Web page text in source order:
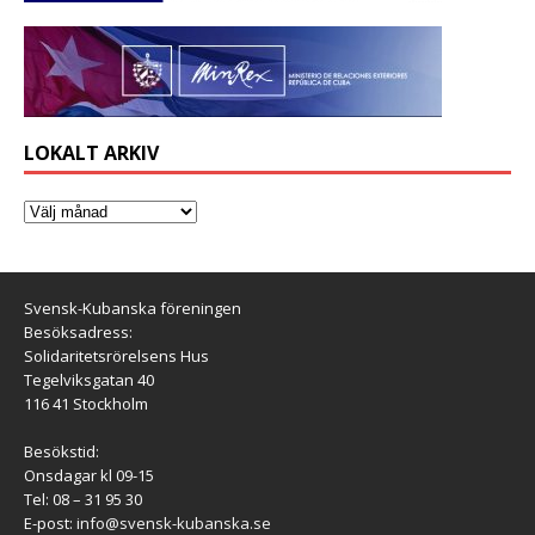
LOKALT ARKIV
Svensk-Kubanska föreningen
Besöksadress:
Solidaritetsrörelsens Hus
Tegelviksgatan 40
116 41 Stockholm
Besökstid:
Onsdagar kl 09-15
Tel: 08 – 31 95 30
E-post: info@svensk-kubanska.se